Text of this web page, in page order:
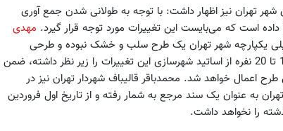
تهران نیز اظهار داشت: با توجه به طولانی شدن جمع آوری
است که می‌بایست این تغییرات مورد توجه قرار گیرد. مهدی
یکپارچه شهر تهران یک طرح سلب و خشک نبوده و طرحی
راهبردی و قابل انعطاف است، تصریح کرد: گروهی 15 تا 20 نفره از اساتید شهرسازی این تغییرات را زیر نظر داشته، ضمن
به صورت دوره ای 5 ساله در این طرح اعمال خواهد شد. محمدباقر قالیباف شهردار تهران نیز در
به عنوان یک سند مرجع به شمار رفته و از تاریخ اول فروردین